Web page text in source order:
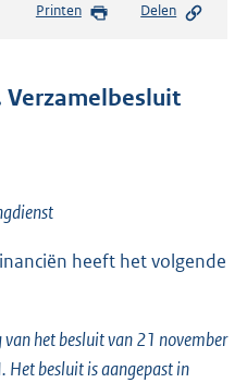
s
d
o
t
4
Printen Delen
heeft het volgende
het besluit van 21 november
besluit is aangepast in